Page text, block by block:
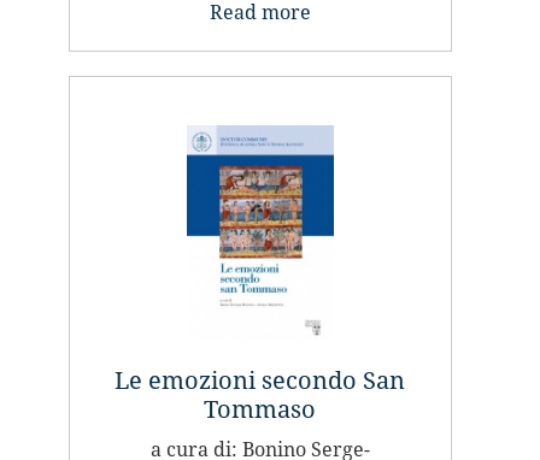
Read more
Le emozioni secondo San
Tommaso
a cura di: Bonino Serge-